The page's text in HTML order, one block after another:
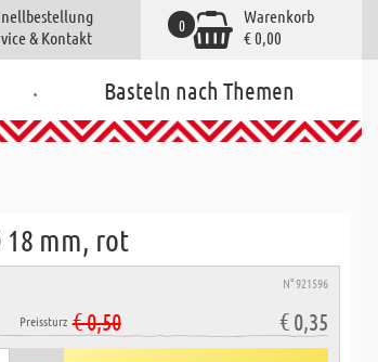
& Kontakt
Warenkorb
€ 0,00
0
. Basteln nach Themen
mm, rot
N° 921596
Preissturz € 0,50 € 0,35